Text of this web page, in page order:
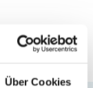
Über Cookies